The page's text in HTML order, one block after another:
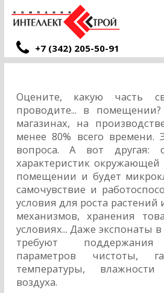
+7 (342) 205-50-91
Оцените, какую часть
проводите... в
магазинах, на
менее 80% всего времени.
вопроса. А вот другая:
характеристик
помещении и будет
самочувствие и
условия для роста
механизмов, хранения
условиях... Даже экспонаты в
требуют поддержания
параметров чистоты,
температуры,
воздуха.